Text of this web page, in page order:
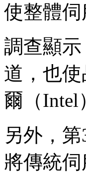
使整體
調查顯
道，也
爾（Intel
另外，
將傳統